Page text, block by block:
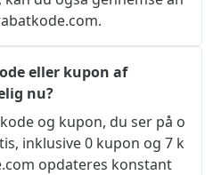
eller kupon af
nu?
og kupon, du ser på o
inklusive 0 kupon og 7 k
opdateres konstant